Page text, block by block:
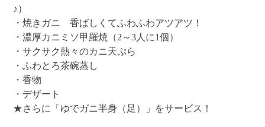
♪）
・焼きガニ 香ばしくてふわふわアツアツ！
・濃厚カニミソ甲羅焼（2～3人に1個）
・サクサク熱々のカニ天ぷら
・ふわとろ茶碗蒸し
・香物
・デザート
★さらに「ゆでガニ半身（足）」をサービス！